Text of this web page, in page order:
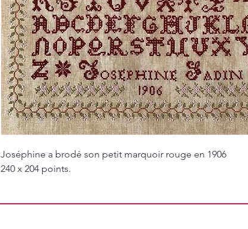
Joséphine a brodé son petit marquoir rouge en 1906
240 x 204 points.